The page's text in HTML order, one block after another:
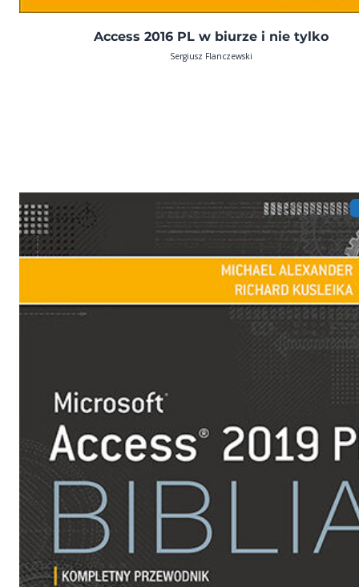
Access 2016 PL w biurze i nie tylko
Sergiusz Flanczewski